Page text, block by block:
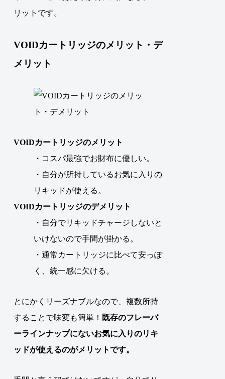
リットです。
VOIDカートリッジのメリット・デ
メリット
VOIDカートリッジのメリット
・コスパ最強でお財布に優しい。
・自分が所持しているお気に入りの
リキッドが使える。
VOIDカートリッジのデメリット
・自分でリキッドチャージしないと
いけないので手間が掛かる。
・通常カートリッジに比べて安っぽ
く、統一感に欠ける。
とにかくリーズナブルなので、複数所持
することで味変も簡単！ 既存のフレーバ
ーラインナップにないお気に入りのリキ
ッドが使えるのがメリットです。